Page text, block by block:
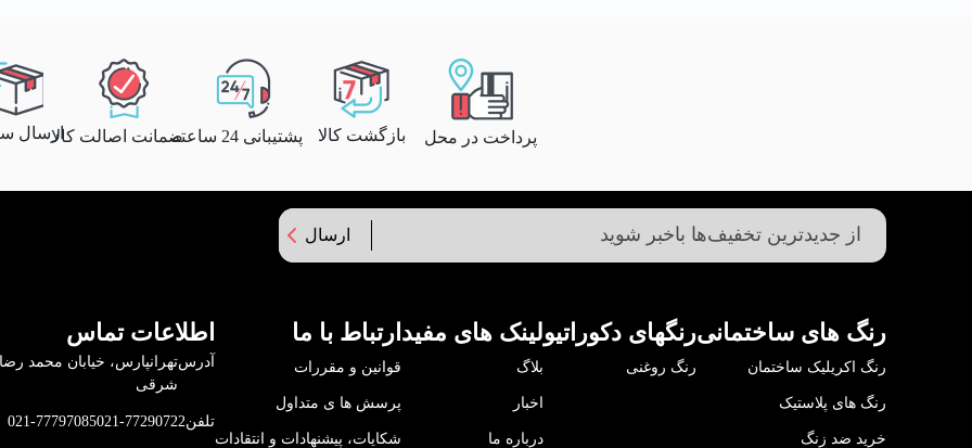
پرداخت در محل بازگشت کالا پشتیبانی 24 ساعته ضمانت اصالت کالاارسال
ارسال
رنگ های ساختمانی
رنگ اکریلیک ساختمان
رنگ های پلاستیک
خرید ضد زنگ
رنگهای دکوراتیو
رنگ روغنی
لینک های مفید
بلاگ
اخبار
درباره ما
ارتباط با ما
قوانین و مقررات
پرسش ها ی متداول
شکایات، پیشنهادات و انتقادات
اطلاعات تماس
آدرس
شرقی
تلفن021-77290722
021-77797085